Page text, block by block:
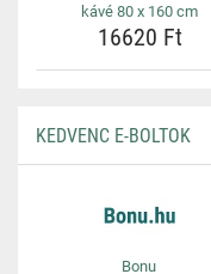
kávé 80 x 160 cm
16620 Ft
KEDVENC E-BOLTOK
Bonu